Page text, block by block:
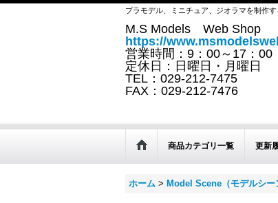
プラモデル、ミニチュア、ジオラマを制作
M.S Models Web Shop
https://
営業時間：9：00～17：00
定休日：日曜日・月曜日
TEL：029-212-7475
FAX：029-212-7476
商品カテゴリ一覧 更新
ホーム > Model Scene（モデルシー